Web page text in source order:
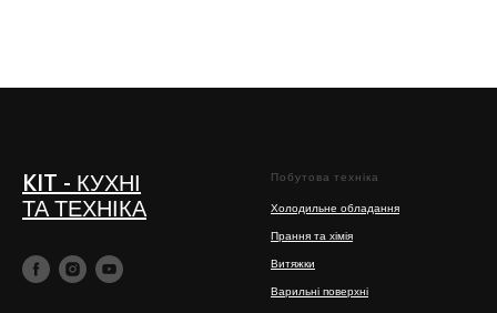
KIT - КУХНІ
ТА ТЕХНІКА
Побутова техніка
Холодильне обладання
Прання та хімія
Витяжки
Варильні поверхні